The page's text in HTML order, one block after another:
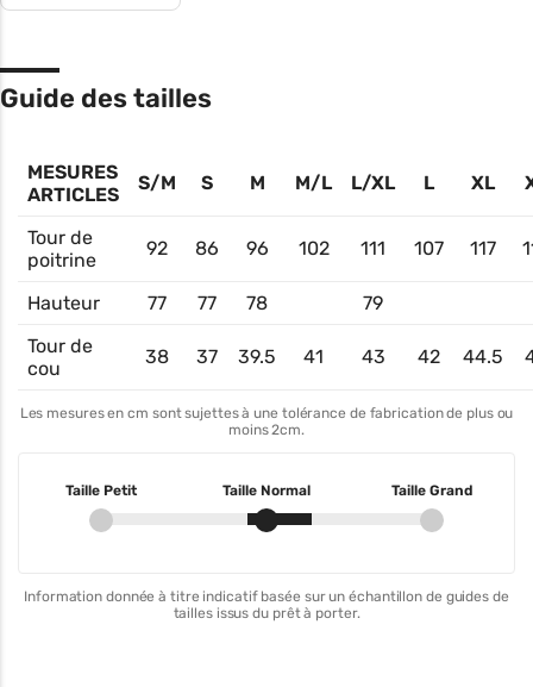
Guide des tailles
MESURES
ARTICLES
S/M S M M/L L/XL L XL
Tour de
poitrine
92 86 96 102 111 107 117
Hauteur 77 77 78
79
Tour de
cou
38 37 39.5 41 43 42 44.5
Les mesures en cm sont sujettes à une tolérance de fabrication de plus ou
moins 2cm.
Taille Petit Taille Normal Taille Grand
Information donnée à titre indicatif basée sur un échantillon de guides de
tailles issus du prêt à porter.